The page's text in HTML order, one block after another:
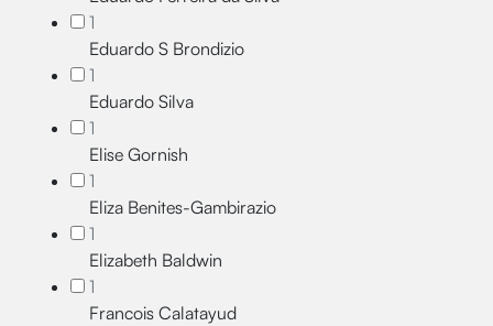
1
Eduardo S Brondizio
1
Eduardo Silva
1
Elise Gornish
1
Eliza Benites-Gambirazio
1
Elizabeth Baldwin
1
Francois Calatayud